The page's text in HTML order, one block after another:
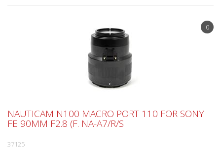
0
NAUTICAM N100 MACRO PORT 110 FOR SONY
FE 90MM F2.8 (F. NA-A7/R/S
37125